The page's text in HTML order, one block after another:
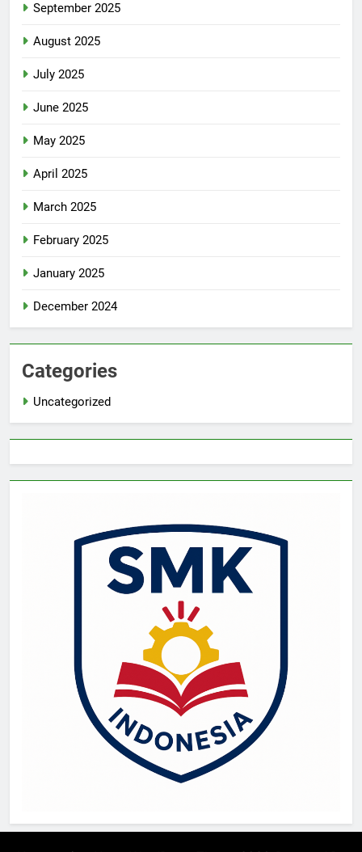
September 2025
August 2025
July 2025
June 2025
May 2025
April 2025
March 2025
February 2025
January 2025
December 2024
Categories
Uncategorized